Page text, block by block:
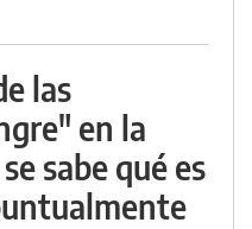
las
en la
sabe qué es